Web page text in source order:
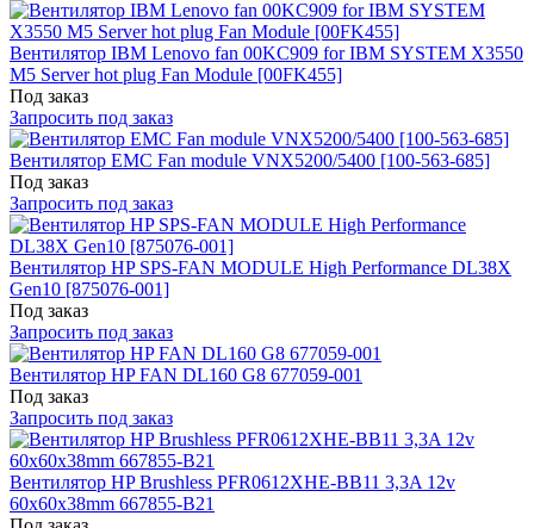
Вентилятор IBM Lenovo fan 00KC909 for IBM SYSTEM X3550
M5 Server hot plug Fan Module [00FK455]
Под заказ
Запросить под заказ
Вентилятор EMC Fan module VNX5200/5400 [100-563-685]
Под заказ
Запросить под заказ
Вентилятор HP SPS-FAN MODULE High Performance DL38X
Gen10 [875076-001]
Под заказ
Запросить под заказ
Вентилятор HP FAN DL160 G8 677059-001
Под заказ
Запросить под заказ
Вентилятор HP Brushless PFR0612XHE-BB11 3,3A 12v
60x60x38mm 667855-B21